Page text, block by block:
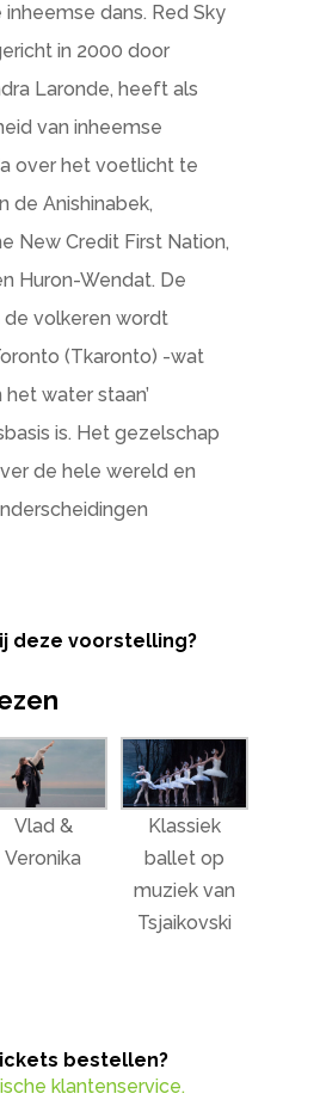
dans. Red Sky
in 2000 door
Laronde, heeft als
van inheemse
over het voetlicht te
de Anishinabek,
New Credit First Nation,
Huron-Wendat. De
de volkeren wordt
(Tkaronto) -wat
water staan’
is. Het gezelschap
de hele wereld en
deze voorstelling?
Vlad &
Veronika
Klassiek
ballet op
muziek van
Tsjaikovski
bestellen?
klantenservice.